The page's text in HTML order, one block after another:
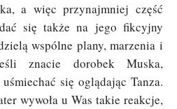
a więc przynajmniej część
się także na jego fikcyjny
wspólne plany, marzenia i
znacie dorobek Muska,
się oglądając Tanza.
wywoła u Was takie reakcje,